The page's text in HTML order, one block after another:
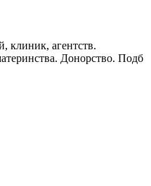
клиник, агентств.
Донорство. Подб